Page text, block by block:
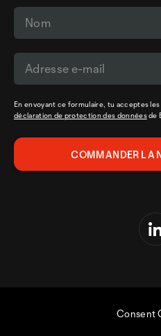
En envoyant ce formulaire, tu acceptes les
déclaration de protection des donnéesde
Consent